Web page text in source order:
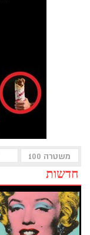
משטרה 100
חדשות